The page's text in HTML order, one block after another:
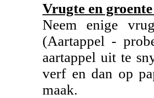
Vrugte en
Neem enige
(Aartappel -
aartappel uit te
verf en dan op
maak.